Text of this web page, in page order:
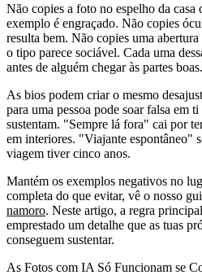
Não copies a foto no espelho da casa
exemplo é engraçado. Não copies
resulta bem. Não copies uma
o tipo parece sociável. Cada uma
antes de alguém chegar às partes boas.
As bios podem criar o mesmo
para uma pessoa pode soar falsa em
sustentam. "Sempre lá fora" cai por
em interiores. "Viajante espontâneo"
viagem tiver cinco anos.
Mantém os exemplos negativos no
completa do que evitar, vê o nosso
namoro. Neste artigo, a regra
emprestado um detalhe que as tuas
conseguem sustentar.
As Fotos com IA Só Funcionam se